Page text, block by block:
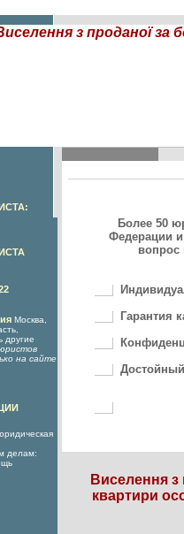
з проданої за
Москва,
другие
на сайте
делам:
Более 50
Федерации
вопрос
Гарантия
Виселення з
квартири